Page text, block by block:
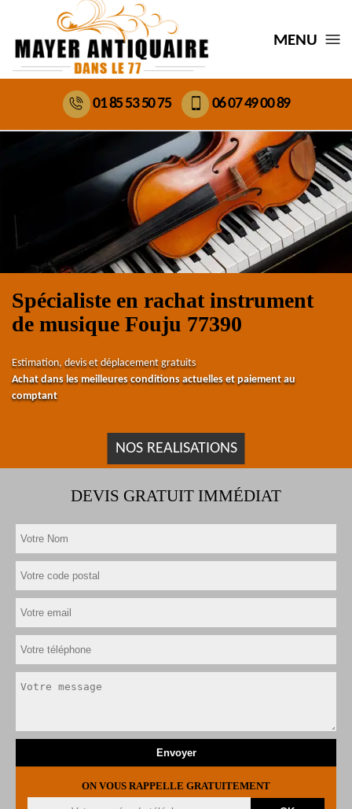
MENU
01 85 53 50 75 06 07 49 00 89
Spécialiste en rachat instrument
de musique Fouju 77390
Estimation, devis et déplacement gratuits
Achat dans les meilleures conditions actuelles et paiement au
comptant
NOS REALISATIONS
DEVIS GRATUIT IMMÉDIAT
ON VOUS RAPPELLE GRATUITEMENT